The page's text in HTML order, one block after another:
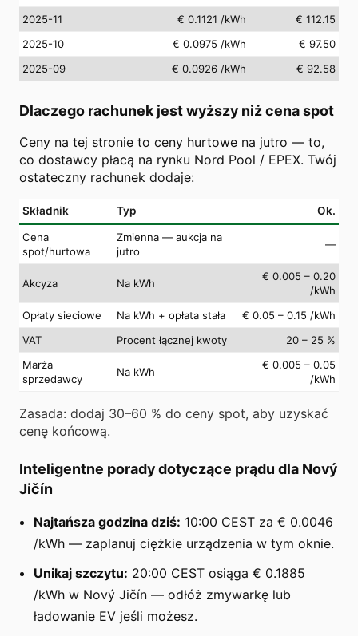
2025-11
€ 0.1121 /kWh
€ 112.15
2025-10
€ 0.0975 /kWh
€ 97.50
2025-09
€ 0.0926 /kWh € 92.58
Dlaczego rachunek jest wyższy niż cena spot
Ceny na tej stronie to ceny hurtowe na jutro — to,
co dostawcy płacą na rynku Nord Pool / EPEX. Twój
ostateczny rachunek dodaje:
Składnik Typ Ok.
Cena
spot/hurtowa
Zmienna — aukcja na
jutro
—
Akcyza Na kWh
€ 0.005 – 0.20
/kWh
Opłaty sieciowe
Na kWh + opłata stała
€ 0.05 – 0.15 /kWh
VAT
Procent łącznej kwoty
20 – 25 %
Marża
sprzedawcy
Na kWh
€ 0.005 – 0.05
/kWh
Zasada: dodaj 30–60 % do ceny spot, aby uzyskać
cenę końcową.
Inteligentne porady dotyczące prądu dla Nový
Jičín
Najtańsza godzina dziś: 10:00 CEST za € 0.0046
/kWh — zaplanuj ciężkie urządzenia w tym oknie.
Unikaj szczytu: 20:00 CEST osiąga € 0.1885
/kWh w Nový Jičín — odłóż zmywarkę lub
ładowanie EV jeśli możesz.